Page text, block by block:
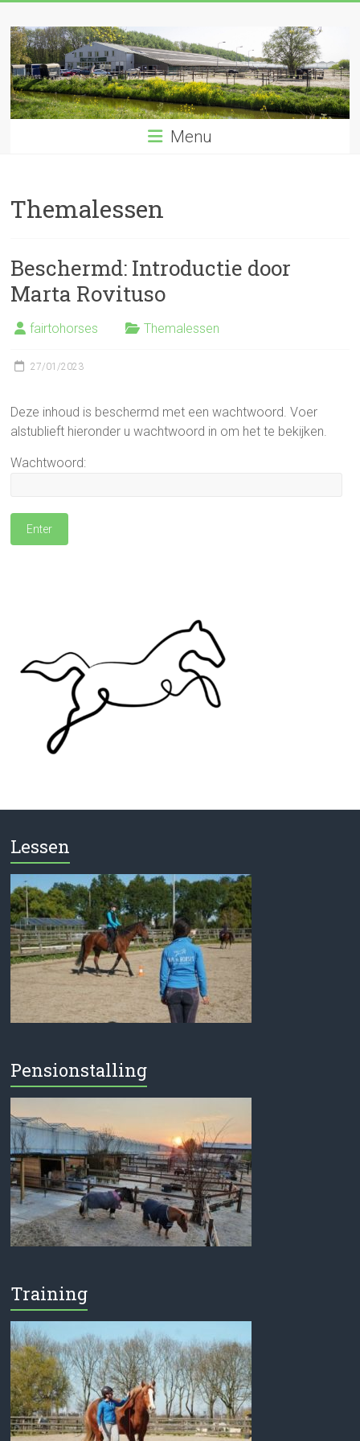
naar
de
inhoud
Menu
Themalessen
Beschermd: Introductie door
Marta Rovituso
fairtohorses Themalessen
27/01/2023
Deze inhoud is beschermd met een wachtwoord. Voer
alstublieft hieronder u wachtwoord in om het te bekijken.
Wachtwoord:
Lessen
Pensionstalling
Training